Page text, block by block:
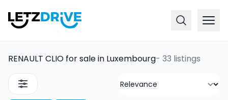
RENAULT CLIO for sale in Luxembourg- 33 listings